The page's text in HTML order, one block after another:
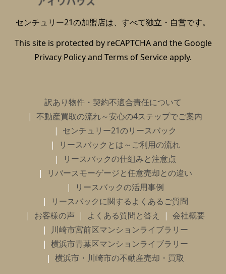
センチュリー21の加盟店は、すべて独立・自営です。
This site is protected by reCAPTCHA and the Google
Privacy Policyand Terms of Serviceapply.
訳あり物件・契約不適合責任について
不動産買取の流れ～安心の4ステップでご案内
センチュリー21のリースバック
リースバックとは～ご利用の流れ
リースバックの仕組みと注意点
リバースモーゲージと任意売却との違い
リースバックの活用事例
リースバックに関するよくあるご質問
お客様の声
よくある質問と答え
会社概要
川崎市宮前区マンションライブラリー
横浜市青葉区マンションライブラリー
横浜市・川崎市の不動産売却・買取